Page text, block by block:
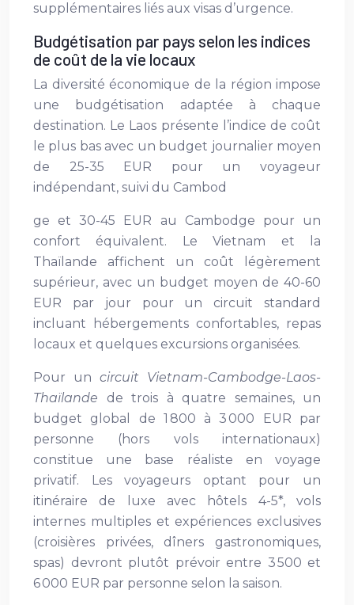
supplémentaires liés aux visas d’urgence.
Budgétisation par pays selon les indices
de coût de la vie locaux
La diversité économique de la région impose
une budgétisation adaptée à chaque
destination. Le Laos présente l’indice de coût
le plus bas avec un budget journalier moyen
de 25-35 EUR pour un voyageur
indépendant, suivi du Cambod
ge et 30-45 EUR au Cambodge pour un
confort équivalent. Le Vietnam et la
Thaïlande affichent un coût légèrement
supérieur, avec un budget moyen de 40-60
EUR par jour pour un circuit standard
incluant hébergements confortables, repas
locaux et quelques excursions organisées.
Pour un circuit Vietnam-Cambodge-Laos-
Thaïlande de trois à quatre semaines, un
budget global de 1 800 à 3 000 EUR par
personne (hors vols internationaux)
constitue une base réaliste en voyage
privatif. Les voyageurs optant pour un
itinéraire de luxe avec hôtels 4-5*, vols
internes multiples et expériences exclusives
(croisières privées, dîners gastronomiques,
spas) devront plutôt prévoir entre 3 500 et
6 000 EUR par personne selon la saison.